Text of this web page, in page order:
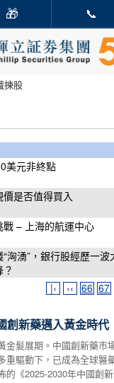
🎁 📞
揀股
美元非終點
價是否值得買入
戰 – 上海的航運中心
洶湧”，銀行股經歷一
|‹ ‹‹ 66 67
創新藥邁入黃金時代
金髮展期。中國創新藥市
重驅動下，已成為全球醫
的《2025-2030年中國創